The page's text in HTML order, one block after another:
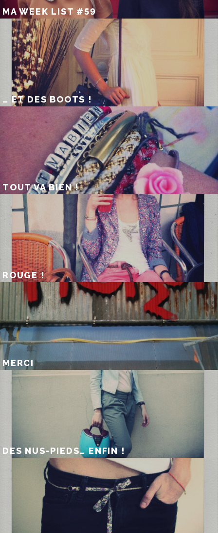
MA WEEK LIST #59
… ET DES BOOTS !
TOUT VA BIEN !
ROUGE !
MERCI
DES NUS-PIEDS… ENFIN !